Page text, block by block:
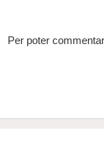
Per poter